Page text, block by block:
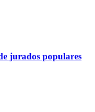
jurados populares